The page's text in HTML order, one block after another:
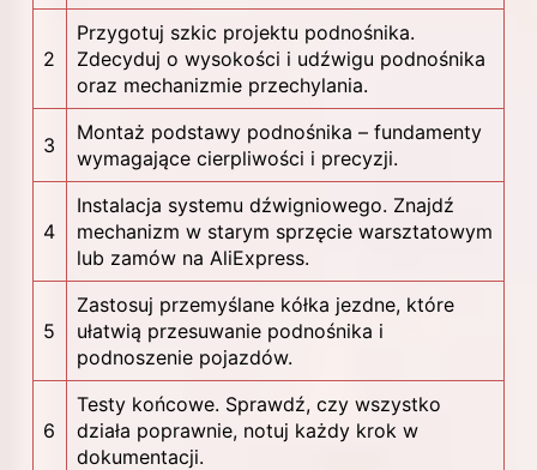
2
Przygotuj szkic projektu podnośnika.
Zdecyduj o wysokości i udźwigu podnośnika
oraz mechanizmie przechylania.
3
Montaż podstawy podnośnika – fundamenty
wymagające cierpliwości i precyzji.
4
Instalacja systemu dźwigniowego. Znajdź
mechanizm w starym sprzęcie warsztatowym
lub zamów na AliExpress.
5
Zastosuj przemyślane kółka jezdne, które
ułatwią przesuwanie podnośnika i
podnoszenie pojazdów.
6
Testy końcowe. Sprawdź, czy wszystko
działa poprawnie, notuj każdy krok w
dokumentacji.